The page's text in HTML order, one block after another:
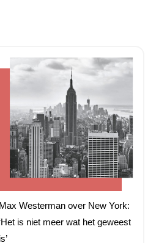
Max Westerman over New York:
‘Het is niet meer wat het geweest
is’